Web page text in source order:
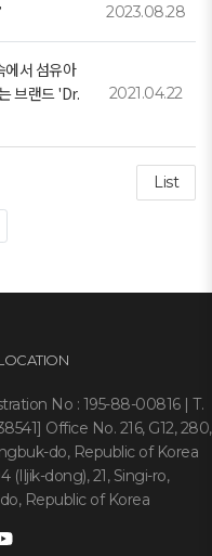
2023.08.28
서 섬유아
브랜드 'Dr.
2021.04.22
List
No : 195-88-00816 | T.
Office No. 216, G12, 280,
do, Republic of Korea
(Iljik-dong), 21, Singi-ro,
Republic of Korea